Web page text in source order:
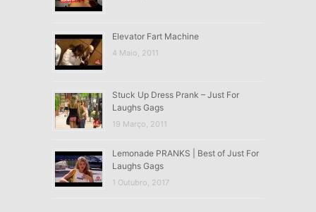
Elevator Fart Machine
4 Maio, 2011
Stuck Up Dress Prank – Just For
Laughs Gags
19 Março, 2011
Lemonade PRANKS | Best of Just For
Laughs Gags
1 Outubro, 2017